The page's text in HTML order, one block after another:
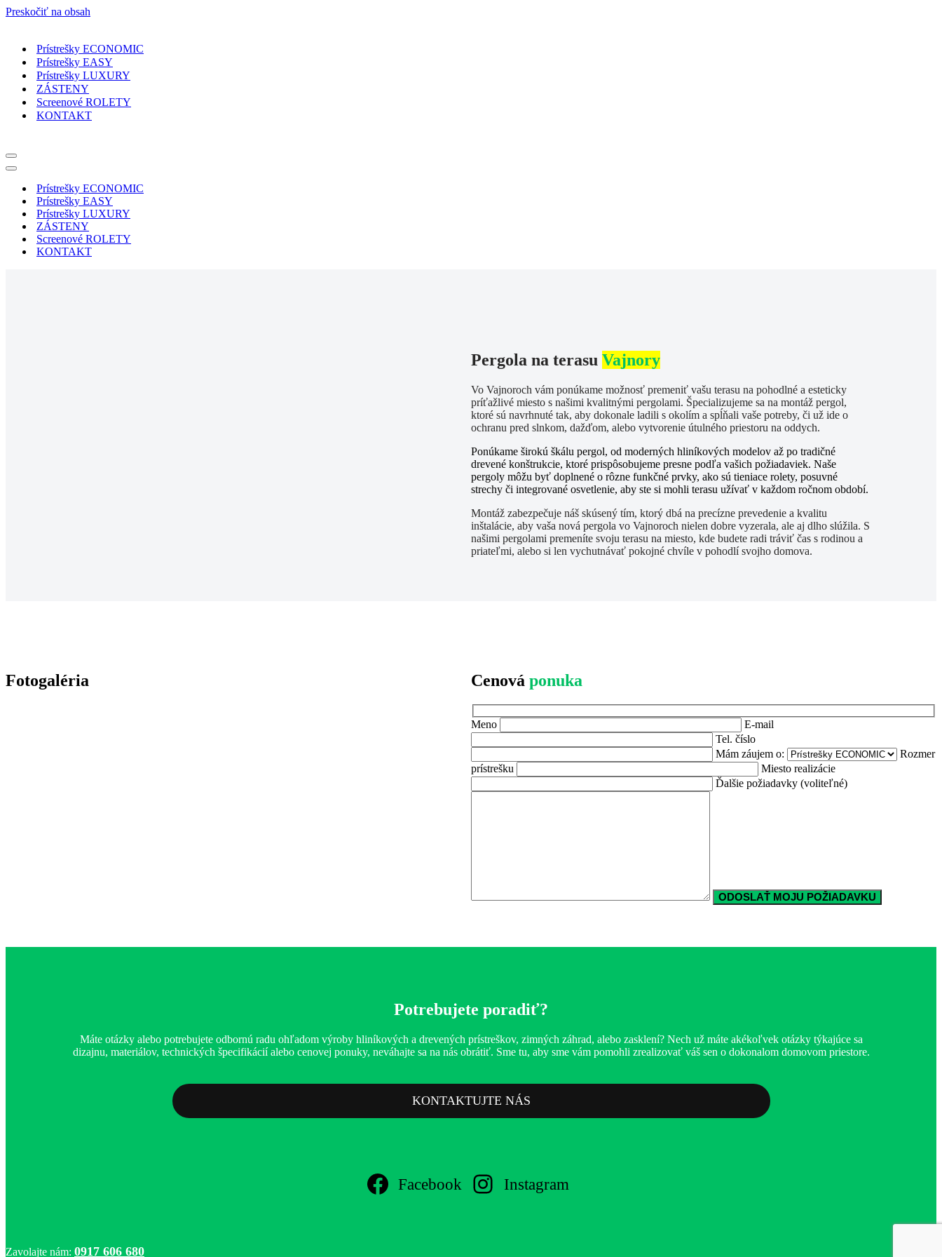
Preskočiť na obsah
Prístrešky ECONOMIC
Prístrešky EASY
Prístrešky LUXURY
ZÁSTENY
Screenové ROLETY
KONTAKT
Menu
navigácie
Menu
navigáciePrístrešky ECONOMIC
Prístrešky EASY
Prístrešky LUXURY
ZÁSTENY
Screenové ROLETY
KONTAKT
Pergola na terasu Vajnory
Vo Vajnoroch vám ponúkame možnosť premeniť vašu terasu na pohodlné a esteticky
príťažlivé miesto s našimi kvalitnými pergolami. Špecializujeme sa na montáž pergol,
ktoré sú navrhnuté tak, aby dokonale ladili s okolím a spĺňali vaše potreby, či už ide o
ochranu pred slnkom, dažďom, alebo vytvorenie útulného priestoru na oddych.
Ponúkame širokú škálu pergol, od moderných hliníkových modelov až po tradičné
drevené konštrukcie, ktoré prispôsobujeme presne podľa vašich požiadaviek. Naše
pergoly môžu byť doplnené o rôzne funkčné prvky, ako sú tieniace rolety, posuvné
strechy či integrované osvetlenie, aby ste si mohli terasu užívať v každom ročnom období.
Montáž zabezpečuje náš skúsený tím, ktorý dbá na precízne prevedenie a kvalitu
inštalácie, aby vaša nová pergola vo Vajnoroch nielen dobre vyzerala, ale aj dlho slúžila. S
našimi pergolami premeníte svoju terasu na miesto, kde budete radi tráviť čas s rodinou a
priateľmi, alebo si len vychutnávať pokojné chvíle v pohodlí svojho domova.
Fotogaléria Cenová ponuka
Meno
E-mail
Tel. číslo
Mám záujem o:
Rozmer
prístrešku
Miesto realizácie
Ďalšie požiadavky (voliteľné)
Potrebujete poradiť?
Máte otázky alebo potrebujete odbornú radu ohľadom výroby hliníkových a drevených prístreškov, zimných záhrad, alebo zasklení? Nech už máte akékoľvek otázky týkajúce sa
dizajnu, materiálov, technických špecifikácií alebo cenovej ponuky, neváhajte sa na nás obrátiť. Sme tu, aby sme vám pomohli zrealizovať váš sen o dokonalom domovom priestore.
KONTAKTUJTE NÁS
Facebook Instagram
Zavolajte nám: 0917 606 680